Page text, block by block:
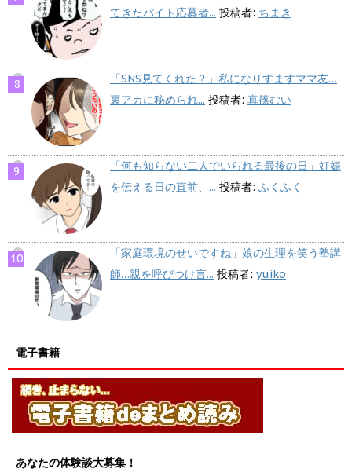
てきたバイト応募者... 投稿者: ちまき
「SNS見てくれた？」私になりすますママ友…
裏アカに秘められ... 投稿者: 真篠むい
「何も知らない二人でいられる最後の日」妊娠
を伝える日の直前、... 投稿者: ふくふく
「家庭環境のせいですね」娘の生理を笑う塾講
師…親を呼びつけ言... 投稿者: yuiko
電子書籍
あなたの体験談大募集！